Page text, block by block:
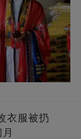
衣服被扔